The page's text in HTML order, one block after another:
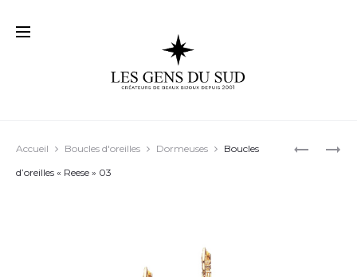
BOUCLES
BOUCLES
Accueil Boucles d'oreilles Dormeuses
Boucles
d’oreilles « Reese » 03